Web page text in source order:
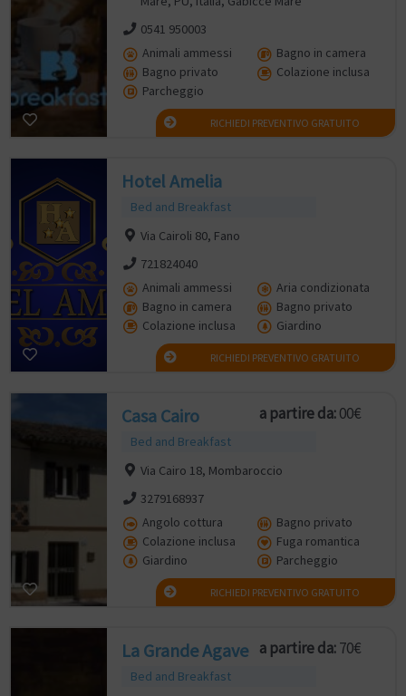
0541 950003
Animali ammessi
Bagno in camera
Bagno privato
Colazione inclusa
Parcheggio
RICHIEDI PREVENTIVO GRATUITO
Hotel Amelia
Bed and Breakfast
Via Cairoli 80, Fano
721824040
Animali ammessi
Aria condizionata
Bagno in camera
Bagno privato
Colazione inclusa
Giardino
RICHIEDI PREVENTIVO GRATUITO
Casa Cairo
Bed and Breakfast
a partire da:00€
Via Cairo 18, Mombaroccio
3279168937
Angolo cottura
Bagno privato
Colazione inclusa
Fuga romantica
Giardino
Parcheggio
RICHIEDI PREVENTIVO GRATUITO
La Grande Agave
Bed and Breakfast
a partire da:70€